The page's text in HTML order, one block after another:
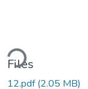
Files
12.pdf(2.05 MB)